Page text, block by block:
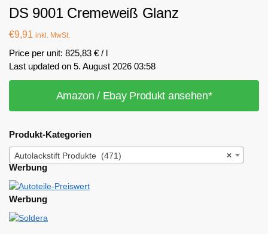
DS 9001 Cremeweiß Glanz
€9,91 inkl. MwSt.
Price per unit: 825,83 € / l
Last updated on 5. August 2026 03:58
Amazon / Ebay Produkt ansehen*
Produkt-Kategorien
×
Autolackstift Produkte (471)
Werbung
Werbung